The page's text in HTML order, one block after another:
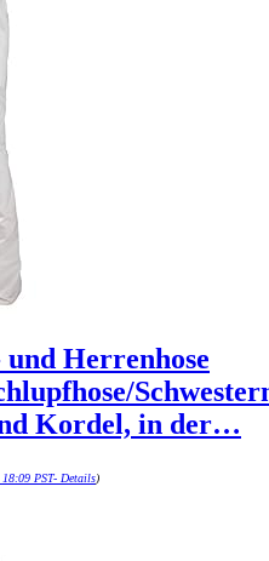
Herrenhose
Kordel, in der…
PST- Details)